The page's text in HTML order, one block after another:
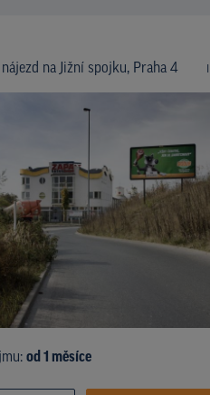
na Jižní spojku, Praha 4
od 1 měsíce